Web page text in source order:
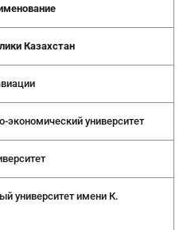
Казахстан
экономический университет
университет имени К.